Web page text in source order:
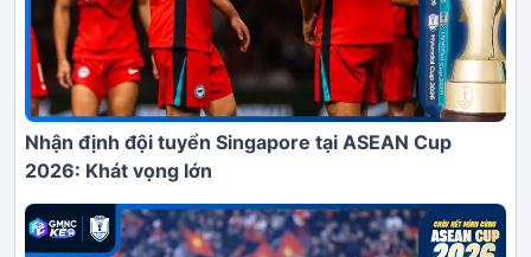
Nhận định đội tuyển Singapore tại ASEAN Cup
2026: Khát vọng lớn